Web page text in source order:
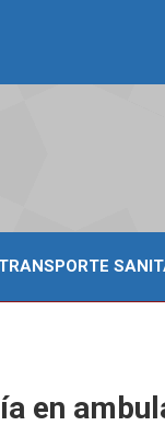
TRANSPORTE
en